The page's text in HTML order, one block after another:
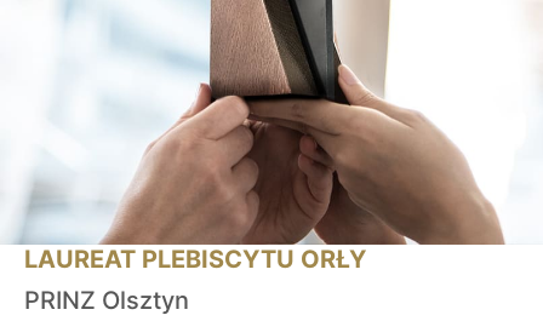
LAUREAT PLEBISCYTU ORŁY
PRINZ Olsztyn